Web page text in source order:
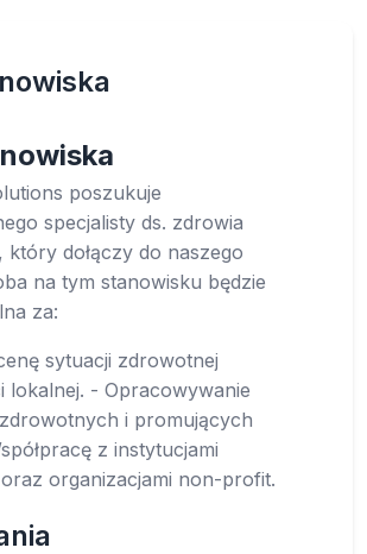
poszukuje
specjalisty ds. zdrowia
który dołączy do naszego
na tym stanowisku będzie
za:
sytuacji zdrowotnej
lokalnej. - Opracowywanie
i promujących
z instytucjami
organizacjami non-profit.